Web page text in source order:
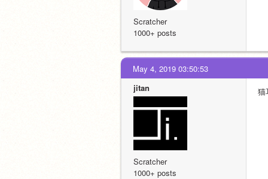
Scratcher
1000+ posts
May 4, 2019 03:50:53
jitan
Scratcher
1000+ posts
猫